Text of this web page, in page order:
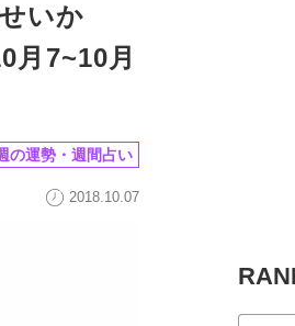
いか
月7~10月
の運勢・週間占い
2018.10.07